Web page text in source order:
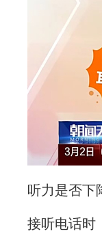
听力是否下
接听电话时，